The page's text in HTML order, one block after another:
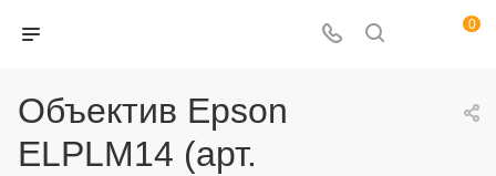
0
Объектив Epson
ELPLM14 (арт.